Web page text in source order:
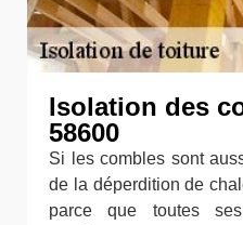
Isolation des
58600
Si les combles sont
de la déperdition de
parce que toutes